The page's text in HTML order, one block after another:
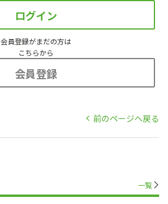
ログイン
会員登録がまだの方は
こちらから
会員登録
前のページへ戻る
一覧